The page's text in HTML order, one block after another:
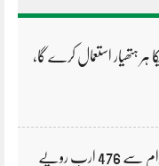
ہتھیار استعمال کرے گا،
بجلی بلوں پر ٹیکس کی مد میں عوام سے 476 ارب روپے